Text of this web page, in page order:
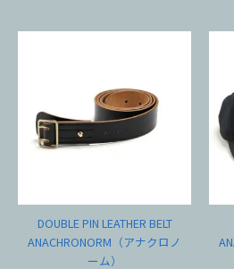
DOUBLE PIN LEATHER BELT
ANACHRONORM（アナクロノ
ーム）